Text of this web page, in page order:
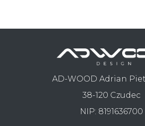
AD-WOOD Adrian
38-120 Czudec
NIP: 8191636700